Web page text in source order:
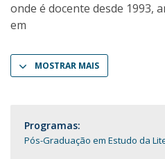
onde é docente desde 1993,
em
MOSTRAR MAIS
Programas:
Pós-Graduação em Estudo da